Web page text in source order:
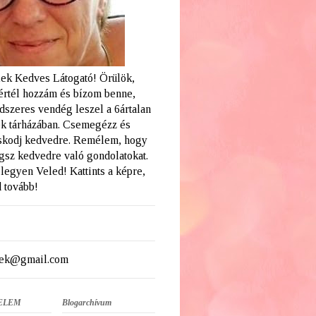
Kedves Látogató! Örülök,
hozzám és bízom benne,
vendég leszel a 6ártalan
tárházában. Csemegézz és
kedvedre. Remélem, hogy
kedvedre való gondolatokat.
Veled! Kattints a képre,
tovább!
Blogarchívum